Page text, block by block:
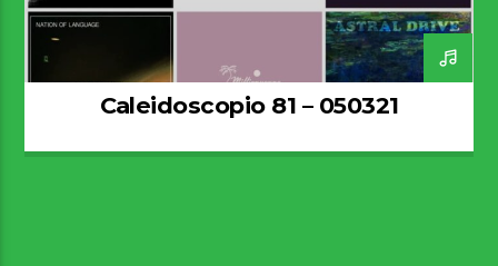
Caleidoscopio 81 – 050321